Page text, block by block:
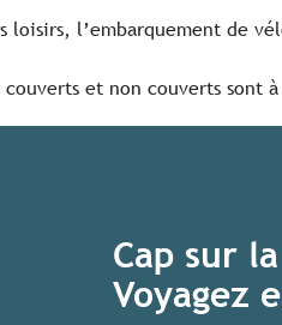
loisirs, l’embarquement de
couverts et non couverts sont
Cap sur
Voyagez